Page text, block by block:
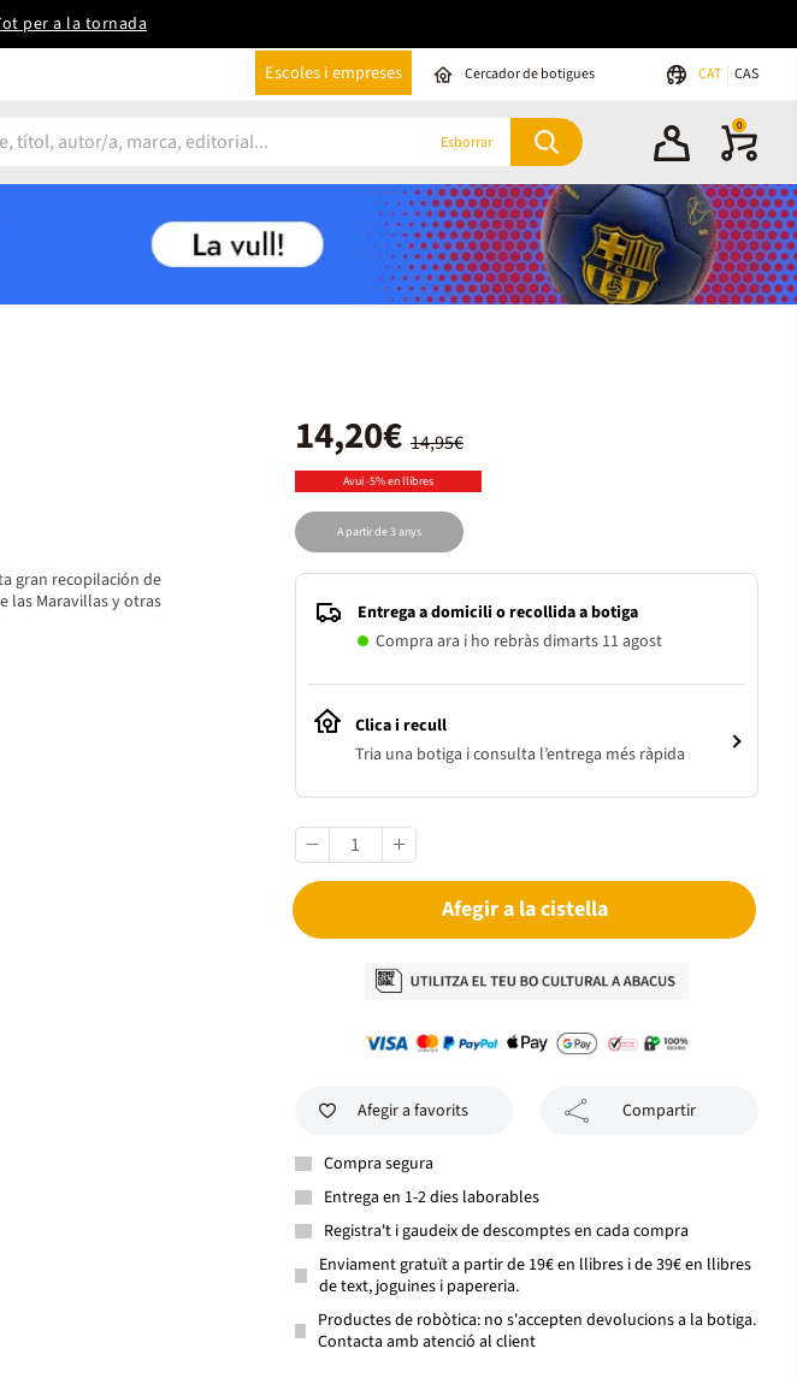
per a la tornada
Escoles i empreses Cercador de botigues CAT CAS
Esborrar
0
gran recopilación de
las Maravillas y otras
14,95€
14,20€
Avui -5% en llibres
A partir de 3 anys
Entrega a domicili o recollida a botiga
Compra ara i ho rebràs dimarts 11 agost
Clica i recull
Tria una botiga i consulta l’entrega més ràpida
Afegir a la cistella
Afegir a favorits Compartir
Compra segura
Entrega en 1-2 dies laborables
Registra't i gaudeix de descomptes en cada compra
Enviament gratuït a partir de 19€ en llibres i de 39€ en llibres
de text, joguines i papereria.
Productes de robòtica: no s'accepten devolucions a la botiga.
Contacta amb atenció al client